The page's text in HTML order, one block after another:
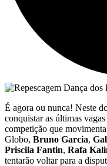
É agora ou nunca! Neste
conquistar as últimas
competição que
Globo, Bruno Garcia,
Priscila Fantin, Rafa
tentarão voltar para a